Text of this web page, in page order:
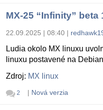
MX-25 “Infinity” beta
22.09.2025 | 08:40 |
Ludia okolo MX linuxu
linuxu postavené na
Zdroj: MX linux
2 | Nová verzia